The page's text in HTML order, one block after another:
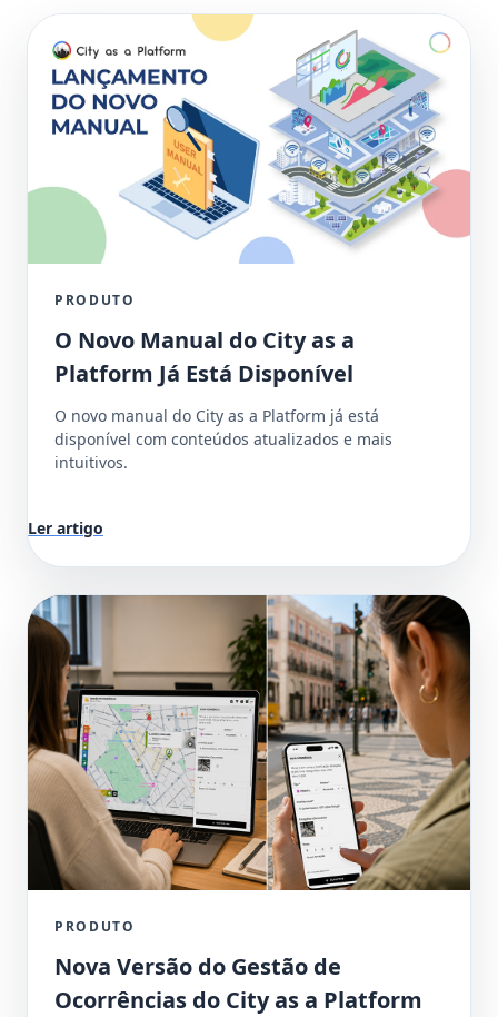
PRODUTO
O Novo Manual do City as a
Platform Já Está Disponível
O novo manual do City as a Platform já está
disponível com conteúdos atualizados e mais
intuitivos.
Ler artigo
PRODUTO
Nova Versão do Gestão de
Ocorrências do City as a Platform